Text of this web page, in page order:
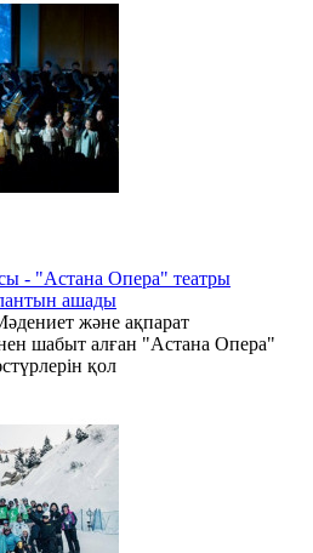
- "Астана Опера" театры
ашады
және ақпарат
шабыт алған "Астана Опера"
қол